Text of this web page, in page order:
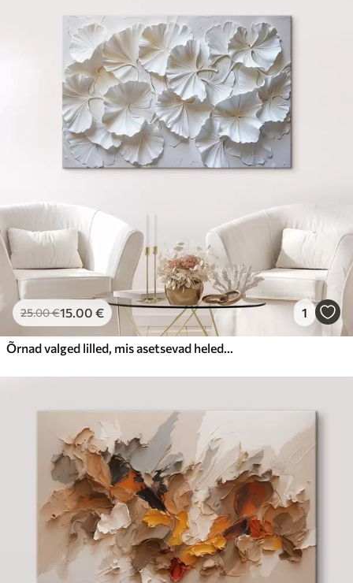
25.00€15.00 € 1
Õrnad valged lilled, mis asetsevad heledal taustal loomuliku orgaanilise mustriga